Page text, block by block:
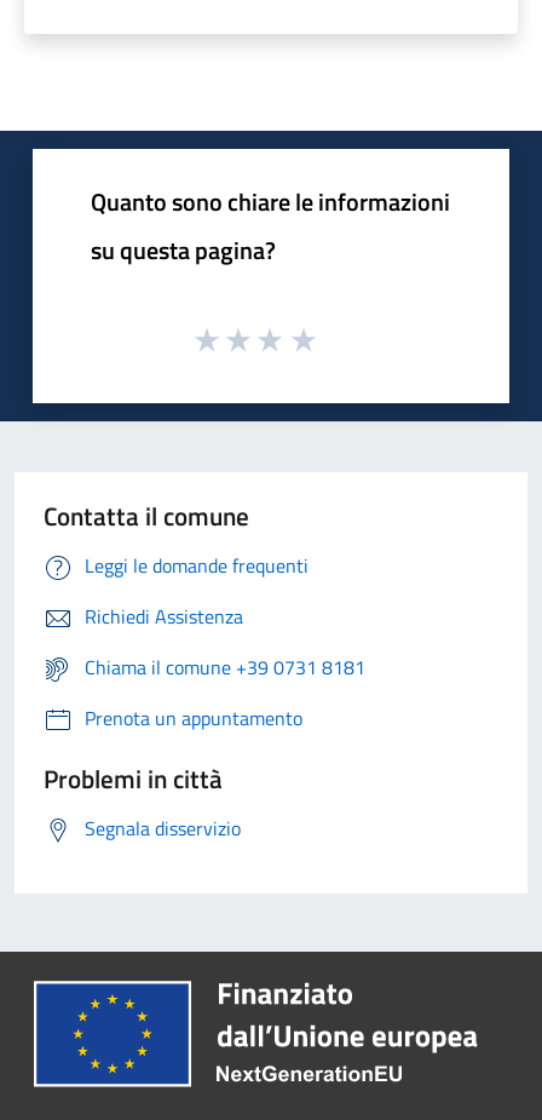
Quanto sono chiare le informazioni
su questa pagina?
Contatta il comune
Leggi le domande frequenti
Richiedi Assistenza
Chiama il comune +39 0731 8181
Prenota un appuntamento
Problemi in città
Segnala disservizio